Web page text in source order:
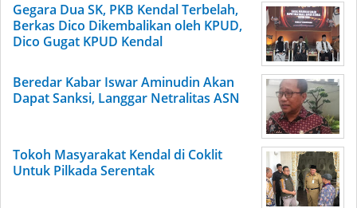
Gegara Dua SK, PKB Kendal Terbelah,
Berkas Dico Dikembalikan oleh KPUD,
Dico Gugat KPUD Kendal
Beredar Kabar Iswar Aminudin Akan
Dapat Sanksi, Langgar Netralitas ASN
Tokoh Masyarakat Kendal di Coklit
Untuk Pilkada Serentak